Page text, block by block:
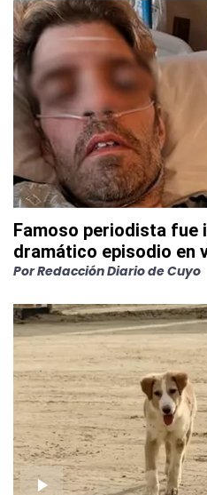
Famoso periodista fue
dramático episodio en
PorRedacción Diario de Cuyo